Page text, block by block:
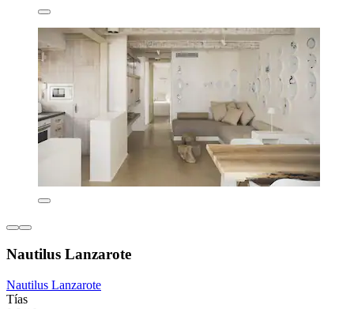
Nautilus Lanzarote
Nautilus Lanzarote
Tías